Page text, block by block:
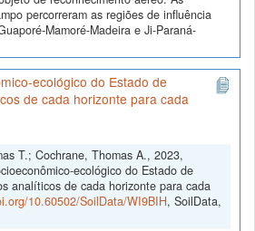
percorreram as regiões de influência
Mamoré-Madeira e Ji-Paraná-
ecológico do Estado de
de cada horizonte para cada
T.; Cochrane, Thomas A., 2023,
ecológico do Estado de
analíticos de cada horizonte para cada
10.60502/SoilData/WI9BIH, SoilData,